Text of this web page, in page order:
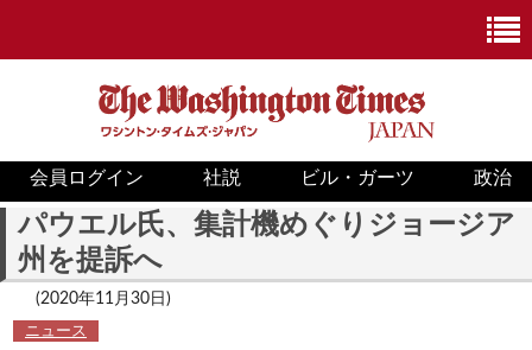
ニュース
政治
ホワイトハウス
会員ログイン 社説 ビル・ガーツ 政治
パウエル氏、集計機めぐりジョージア
州を提訴へ
(2020年11月30日)
ニュース